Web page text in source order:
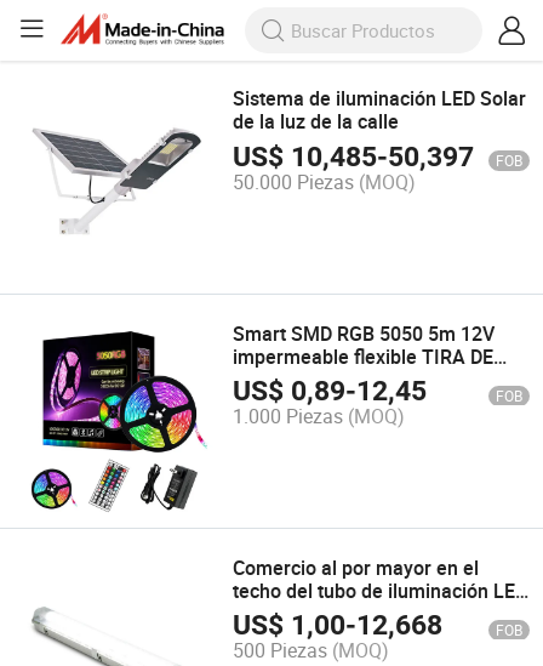
Sistema de iluminación LED Solar
de la luz de la calle
US$ 10,485-50,397 FOB
50.000 Piezas (MOQ)
Smart SMD RGB 5050 5m 12V
impermeable flexible TIRA DE
LEDS de iluminación de fondo TV
US$ 0,89-12,45 FOB
1.000 Piezas (MOQ)
Comercio al por mayor en el
techo del tubo de iluminación LED
Strip lineales de guarniciones
US$ 1,00-12,668 FOB
500 Piezas (MOQ)